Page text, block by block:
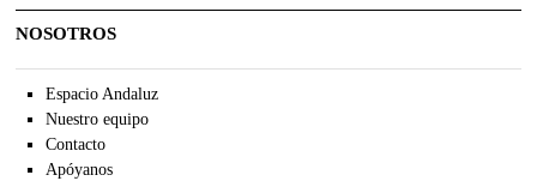
NOSOTROS
Espacio Andaluz
Nuestro equipo
Contacto
Apóyanos